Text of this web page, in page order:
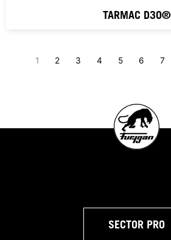
TARMAC D3O®
1 2 3 4 5 6 7
SECTOR PRO